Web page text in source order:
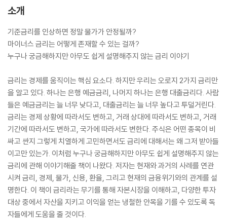
소개
기준금리를 인상하면 정말 물가가 안정될까?
마이너스 금리는 어떻게 존재할 수 있는 걸까?
누구나 궁금해하지만 아무도 쉽게 설명해주지 않는 금리 이야기
금리는 경제를 움직이는 핵심 요소다. 하지만 우리는 오로지 2가지 금리만
을 알고 있다. 하나는 은행 예금금리, 나머지 하나는 은행 대출금리다. 사람
들은 예금금리는 늘 너무 낮다고, 대출금리는 늘 너무 높다고 투덜거린다.
금리는 경제 상황에 따라서도 변하고, 거래 상대에 따라서도 변하고, 거래
기간에 따라서도 변하고, 국가에 따라서도 변한다. 주식은 어떤 종목이 비
싸고 싼지 그렇게 치열하게 고민하면서도 금리에 대해서는 왜 그저 받아들
이고만 있는가. 이처럼 누구나 궁금해하지만 아무도 쉽게 설명해주지 않는
금리에 관해 이야기해줄 책이 나왔다. 저자는 현재와 과거의 사례를 연관
시켜 금리, 경제, 물가, 신용, 환율, 그리고 현재의 금융위기와의 관계를 설
명한다. 이 책이 금리라는 무기를 통해 자본시장을 이해하고, 다양한 투자
대상 중에서 자산을 지키고 이익을 얻는 냉철한 안목을 기를 수 있도록 독
자들에게 도움을 줄 것이다.